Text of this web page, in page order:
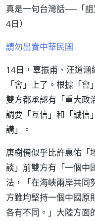
真是一句台灣話──「
4日）
請勿出賣中華民國
14日，辜振甫、汪道
「會」上了。根據「
雙方都承認有「重大政
調要「互信」和「誠信
講」。
唐樹備似乎比許惠佑「
談」前雙方有「一個中
法，「在海峽兩岸共同
方雖均堅持一個中國原
各有不同。」大陸方面